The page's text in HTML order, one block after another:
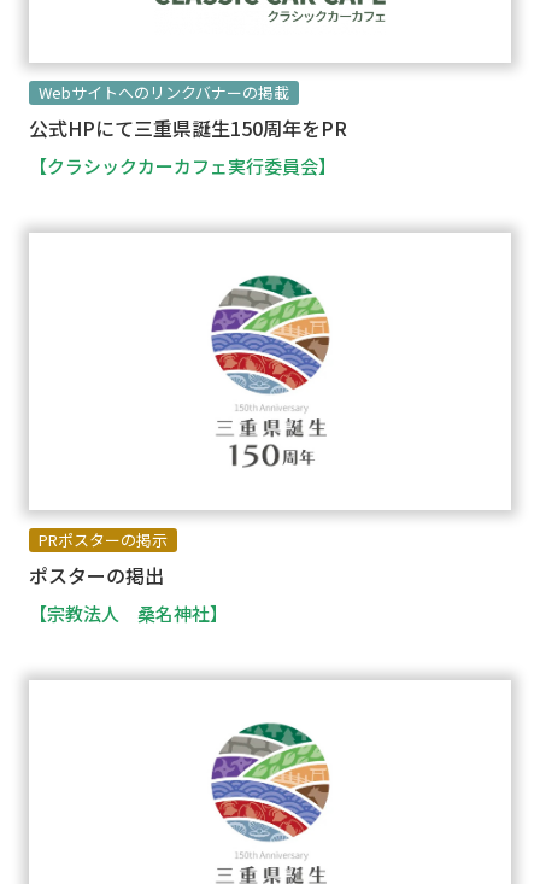
Webサイトへのリンクバナーの掲載
公式HPにて三重県誕生150周年をPR
【クラシックカーカフェ実行委員会】
PRポスターの掲示
ポスターの掲出
【宗教法人 桑名神社】